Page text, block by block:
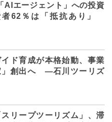
AIエージェント」への投資
者62％は「抵抗あり」
ド育成が本格始動、事業
」創出へ ―石川ツーリズ
リープツーリズム」、滞